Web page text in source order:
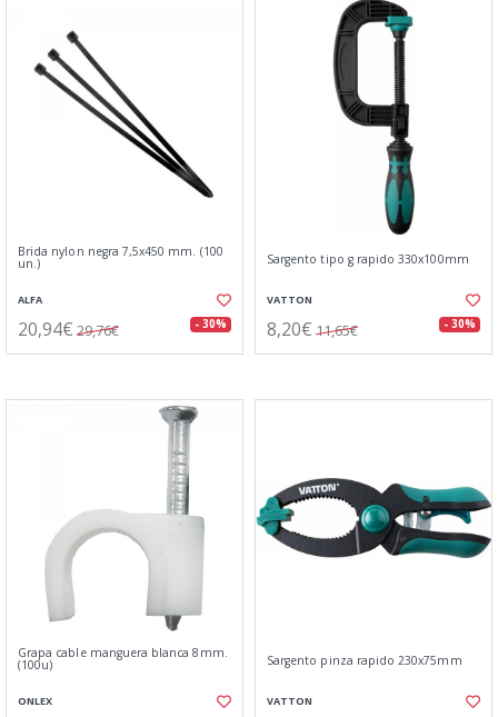
Brida nylon negra 7,5x450 mm. (100
un.)
ALFA
20,94€ 29,76€ - 30%
Sargento tipo g rapido 330x100mm
VATTON
8,20€ 11,65€ - 30%
Grapa cable manguera blanca 8mm.
(100u)
ONLEX
Sargento pinza rapido 230x75mm
VATTON